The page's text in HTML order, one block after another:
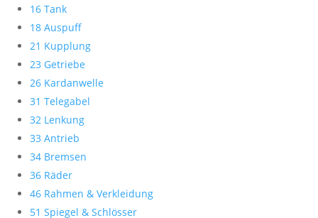
16 Tank
18 Auspuff
21 Kupplung
23 Getriebe
26 Kardanwelle
31 Telegabel
32 Lenkung
33 Antrieb
34 Bremsen
36 Räder
46 Rahmen & Verkleidung
51 Spiegel & Schlösser